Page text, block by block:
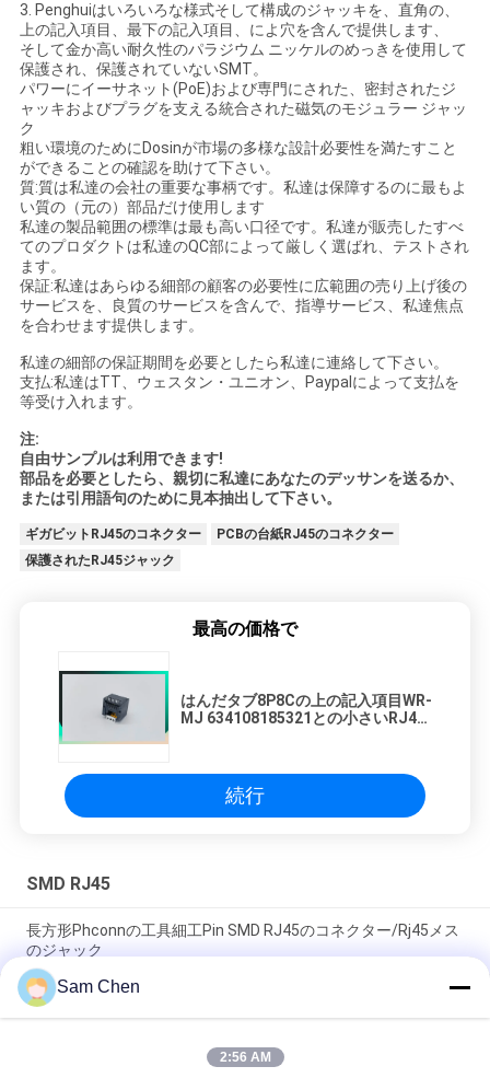
3. Penghuiはいろいろな様式そして構成のジャッキを、直角の、
上の記入項目、最下の記入項目、によ穴を含んで提供します、
そして金か高い耐久性のパラジウム ニッケルのめっきを使用して
保護され、保護されていないSMT。
パワーにイーサネット(PoE)および専門にされた、密封されたジ
ャッキおよびプラグを支える統合された磁気のモジュラー ジャッ
ク
粗い環境のためにDosinが市場の多様な設計必要性を満たすこと
ができることの確認を助けて下さい。
質:質は私達の会社の重要な事柄です。私達は保障するのに最もよ
い質の（元の）部品だけ使用します
私達の製品範囲の標準は最も高い口径です。私達が販売したすべ
てのプロダクトは私達のQC部によって厳しく選ばれ、テストされ
ます。
保証:私達はあらゆる細部の顧客の必要性に広範囲の売り上げ後の
サービスを、良質のサービスを含んで、指導サービス、私達焦点
を合わせます提供します。
私達の細部の保証期間を必要としたら私達に連絡して下さい。
支払:私達はTT、ウェスタン・ユニオン、Paypalによって支払を
等受け入れます。
注:
自由サンプルは利用できます!
部品を必要としたら、親切に私達にあなたのデッサンを送るか、
または引用語句のために見本抽出して下さい。
ギガビットRJ45のコネクター
PCBの台紙RJ45のコネクター
保護されたRJ45ジャック
最高の価格で
はんだタブ8P8Cの上の記入項目WR-
MJ 634108185321との小さいRJ45
続行
SMD RJ45
長方形Phconnの工具細工Pin SMD RJ45のコネクター/Rj45メス
のジャック
ビデオ、ネットワーキング、電気通信のための125 VAC RMS
18.1L SMD RJ45カスタマイズされる
単一の港SMD RJ45のイーサネットMolex金によってめっきされ
Sam Chen
2:56 AM